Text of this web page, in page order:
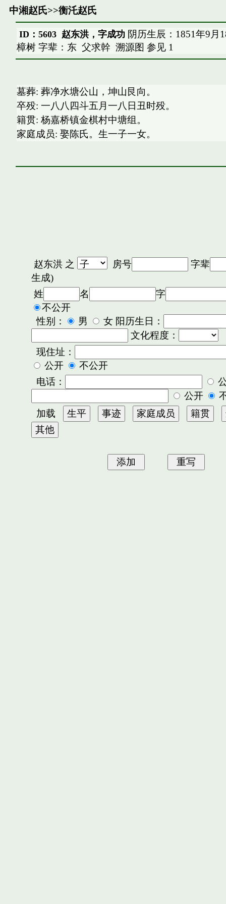
中湘赵氏>>衡汑赵氏
ID：5603 赵东洪，字成功阴历生辰：1851年9月
樟树 字辈：东 父求幹 溯源图 参见 1
墓葬: 葬净水塘公山，坤山艮向。
卒殁: 一八八四斗五月一八日丑时殁。
籍贯: 杨嘉桥镇金棋村中塘组。
家庭成员: 娶陈氏。生一子一女。
赵东洪之 房号
字辈
生成)
姓
名
字
不公开
性别：
男
女 阳历生日：
文化程度：
现住址：
公开
不公开
电话：
公开
加载